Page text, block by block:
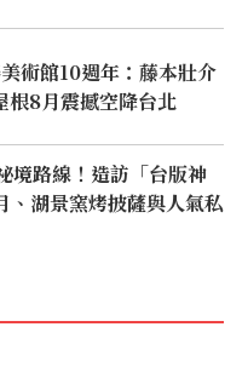
術館10週年：藤本壯介
根8月震撼空降台北
境路線！造訪「台版神
、湖景窯烤披薩與人氣私